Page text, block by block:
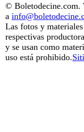
© Boletodecine.com.
a
Las fotos y
respectivas
y se usan como
uso está prohibido.